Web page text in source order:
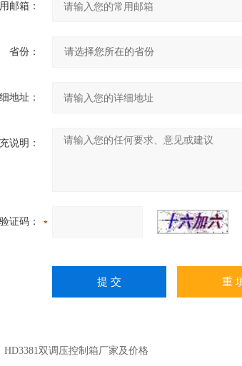
邮箱：
省份：
地址：
说明：
验证码：
HD3381双调压控制箱厂家及价格